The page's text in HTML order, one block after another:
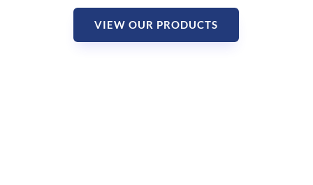
VIEW OUR PRODUCTS